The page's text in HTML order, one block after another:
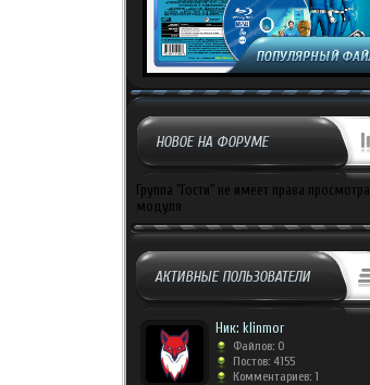
НОВОЕ НА ФОРУМЕ
Группа "Гости" не имеет права просмотра
модуля
АКТИВНЫЕ ПОЛЬЗОВАТЕЛИ
Ник: klinmor
Файлов: 0
Постов: 4155
Комментариев: 1